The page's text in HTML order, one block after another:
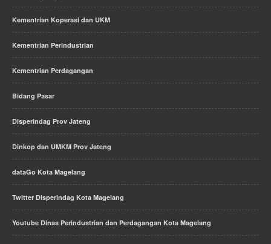
Kementrian Koperasi dan UKM
Kementrian Perindustrian
Kementrian Perdagangan
Bidang Pasar
Disperindag Prov Jateng
Dinkop dan UMKM Prov Jateng
dataGo Kota Magelang
Twitter Disperindag Kota Magelang
Youtube Dinas Perindustrian dan Perdagangan Kota Magelang